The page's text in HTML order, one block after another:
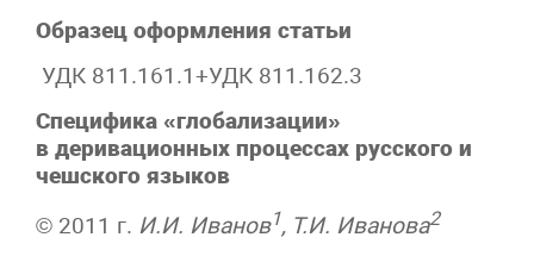
Образец оформления статьи
УДК 811.161.1+УДК 811.162.3
Специфика «глобализации»
в деривационных процессах русского и
чешского языков
© 2011 г. И.И. Иванов1, Т.И. Иванова2